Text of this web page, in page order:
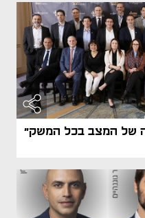
של המצב בכל המשק"